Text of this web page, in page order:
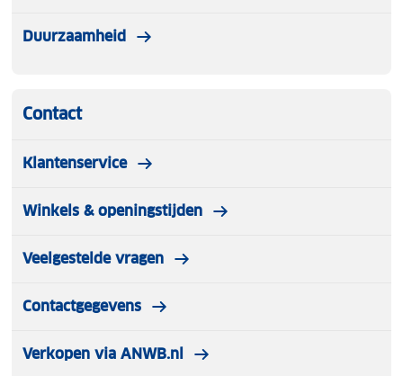
Duurzaamheid
Contact
Klantenservice
Winkels & openingstijden
Veelgestelde vragen
Contactgegevens
Verkopen via ANWB.nl